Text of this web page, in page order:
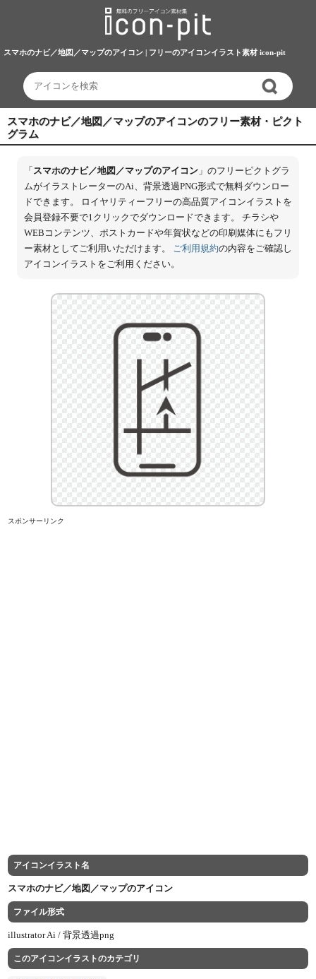
スマホのナビ／地図／マップのアイコン | フリーのアイコンイラスト素材 icon-pit
スマホのナビ／地図／マップのアイコンのフリー素材・ピクト
グラム
「 スマホのナビ／地図／マップのアイコン」のフリーピクトグラ
ムがイラストレーターのAi、背景透過PNG形式で無料ダウンロー
ドできます。 ロイヤリティーフリーの高品質アイコンイラストを
会員登録不要で1クリックでダウンロードできます。 チラシや
WEBコンテンツ、ポストカードや年賀状などの印刷媒体にもフリ
ー素材としてご利用いただけます。 ご利用規約の内容をご確認し
アイコンイラストをご利用ください。
スポンサーリンク
アイコンイラスト名
スマホのナビ／地図／マップのアイコン
ファイル形式
illustrator Ai /背景透過png
このアイコンイラストのカテゴリ